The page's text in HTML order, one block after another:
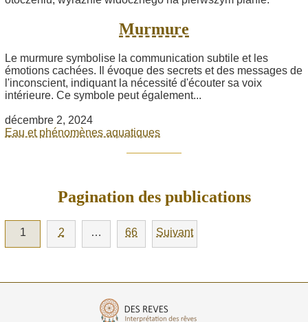
Murmure
Le murmure symbolise la communication subtile et les
émotions cachées. Il évoque des secrets et des messages de
l'inconscient, indiquant la nécessité d'écouter sa voix
intérieure. Ce symbole peut également...
décembre 2, 2024
Eau et phénomènes aquatiques
Pagination des publications
1 2 … 66 Suivant